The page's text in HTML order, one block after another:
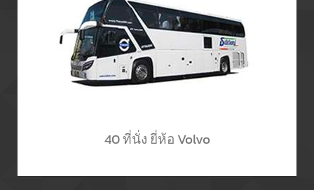
40 ที่นั่ง ยี่ห้อ Volvo